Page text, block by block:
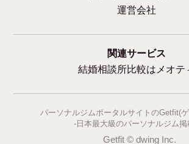
運営会社
関連サービス
結婚相談所比較はメオテ
パーソナルジムポータルサイトのGetfit(
-日本最大級のパーソナルジム掲
Getfit © dwing Inc.